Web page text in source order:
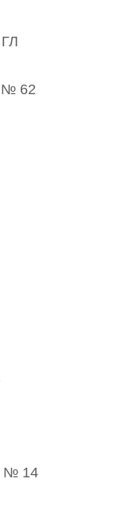
№ 62
№ 14